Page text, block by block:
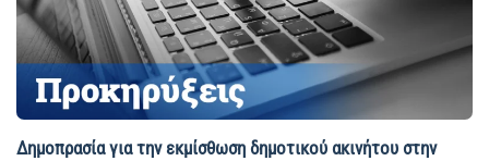
Δημοπρασία για την εκμίσθωση δημοτικού ακινήτου στην